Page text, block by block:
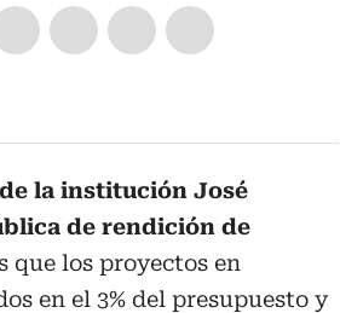
la institución José
de rendición de
que los proyectos en
en el 3% del presupuesto y